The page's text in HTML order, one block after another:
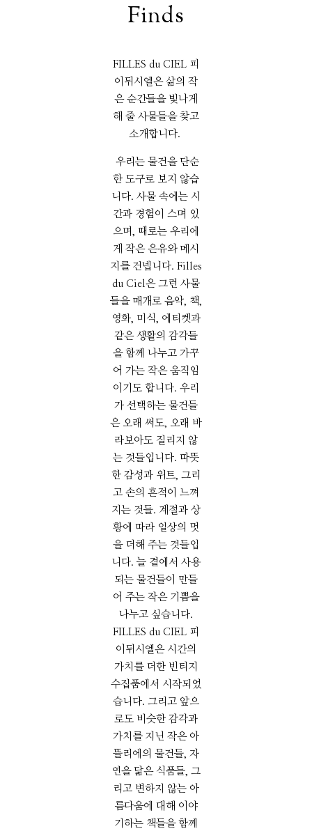
Finds
FILLES du CIEL 피
이뒤시엘은 삶의 작
은 순간들을 빛나게
해 줄 사물들을 찾고
소개합니다.
우리는 물건을 단순
한 도구로 보지 않습
니다. 사물 속에는 시
간과 경험이 스며 있
으며, 때로는 우리에
게 작은 은유와 메시
지를 건넵니다. Filles
du Ciel은 그런 사물
들을 매개로 음악, 책,
영화, 미식, 에티켓과
같은 생활의 감각들
을 함께 나누고 가꾸
어 가는 작은 움직임
이기도 합니다. 우리
가 선택하는 물건들
은 오래 써도, 오래 바
라보아도 질리지 않
는 것들입니다. 따뜻
한 감성과 위트, 그리
고 손의 흔적이 느껴
지는 것들. 계절과 상
황에 따라 일상의 멋
을 더해 주는 것들입
니다. 늘 곁에서 사용
되는 물건들이 만들
어 주는 작은 기쁨을
나누고 싶습니다.
FILLES du CIEL 피
이뒤시엘은 시간의
가치를 더한 빈티지
수집품에서 시작되었
습니다. 그리고 앞으
로도 비슷한 감각과
가치를 지닌 작은 아
뜰리에의 물건들, 자
연을 닮은 식품들, 그
리고 변하지 않는 아
름다움에 대해 이야
기하는 책들을 함께